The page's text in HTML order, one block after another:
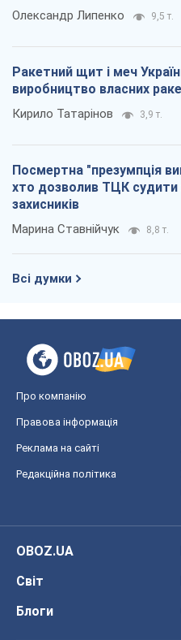
Олександр Липенко 9,5 т.
Ракетний щит і меч
виробництво власних
Кирило Татарінов 3,9 т.
Посмертна "презумпція
хто дозволив ТЦК судити
захисників
Марина Ставнійчук 8,8 т.
Всі думки
Про компанію
Правова інформація
Реклама на сайті
Редакційна політика
OBOZ.UA
Світ
Блоги